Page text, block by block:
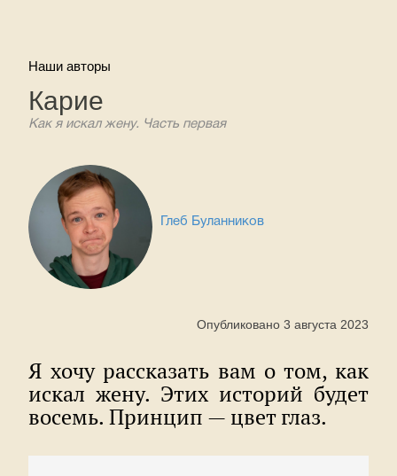
Наши авторы
Карие
Как я искал жену. Часть первая
Глеб Буланников
Опубликовано 3 августа 2023
Я хочу рассказать вам о том, как
искал жену. Этих историй будет
восемь. Принцип — цвет глаз.